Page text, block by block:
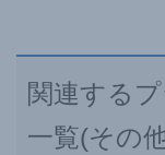
関連する
一覧(その